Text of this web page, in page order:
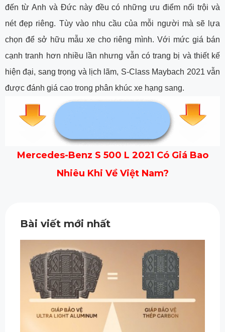
đến từ Anh và Đức này đều có những ưu điểm nổi trội và
nét đẹp riêng. Tùy vào nhu cầu của mỗi người mà sẽ lựa
chọn để sở hữu mẫu xe cho riêng mình. Với mức giá bán
cạnh tranh hơn nhiều lần nhưng vẫn có trang bị và thiết kế
hiện đại, sang trọng và lịch lãm, S-Class Maybach 2021 vẫn
được đánh giá cao trong phân khúc xe hạng sang.
Mercedes-Benz S 500 L 2021 Có Giá Bao
Nhiêu Khi Về Việt Nam?
Bài viết mới nhất